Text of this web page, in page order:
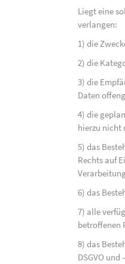
Liegt eine
verlangen:
1) die
2) die
3) die
Daten
4) die
hierzu nicht
5) das
Rechts auf
6) das
7) alle
betroffenen
8) das
DSGVO